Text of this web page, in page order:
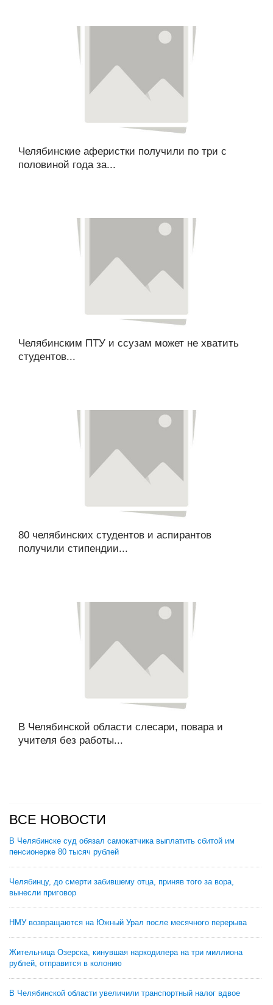
Челябинские аферистки получили по три с
половиной года за...
Челябинским ПТУ и ссузам может не хватить
студентов...
80 челябинских студентов и аспирантов
получили стипендии...
В Челябинской области слесари, повара и
учителя без работы...
ВСЕ НОВОСТИ
В Челябинске суд обязал самокатчика выплатить сбитой им
пенсионерке 80 тысяч рублей
Челябинцу, до смерти забившему отца, приняв того за вора,
вынесли приговор
НМУ возвращаются на Южный Урал после месячного перерыва
Жительница Озерска, кинувшая наркодилера на три миллиона
рублей, отправится в колонию
В Челябинской области увеличили транспортный налог вдвое